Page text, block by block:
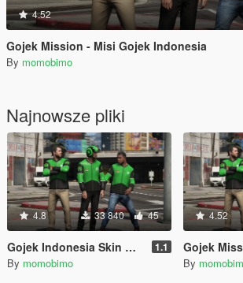
4.52
Gojek Mission - Misi Gojek Indonesia
By momobimo
Najnowsze pliki
4.8 33 840 45
Gojek Indonesia Skin Mod - Helm dan Jaket Gojek 1.1
By momobimo
4.52
Gojek Mission
By